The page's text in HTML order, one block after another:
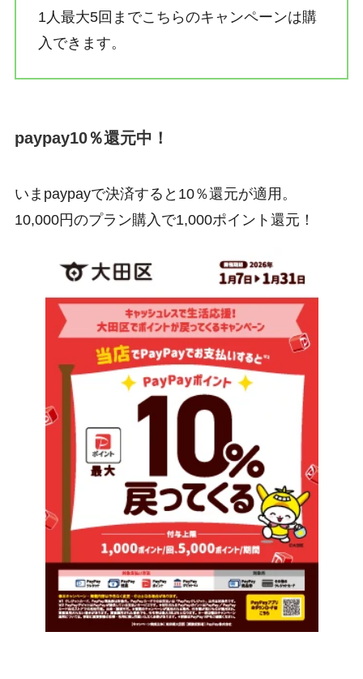
1人最大5回までこちらのキャンペーンは購
入できます。
paypay10％還元中！
いまpaypayで決済すると10％還元が適用。
10,000円のプラン購入で1,000ポイント還元！